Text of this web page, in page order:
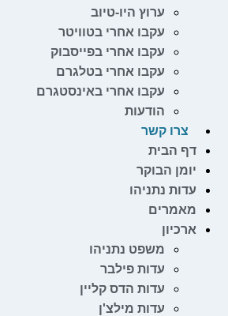
ערוץ היו-טיוב
עקבו אחרי בטוויטר
עקבו אחרי בפייסבוק
עקבו אחרי בטלגרם
עקבו אחרי באינסטגרם
הודעות
צרו קשר
דף הבית
יומן הבוקר
עדות נתניהו
מאמרים
ארכיון
משפט נתניהו
עדות פילבר
עדות הדס קליין
עדות מילצ'ן